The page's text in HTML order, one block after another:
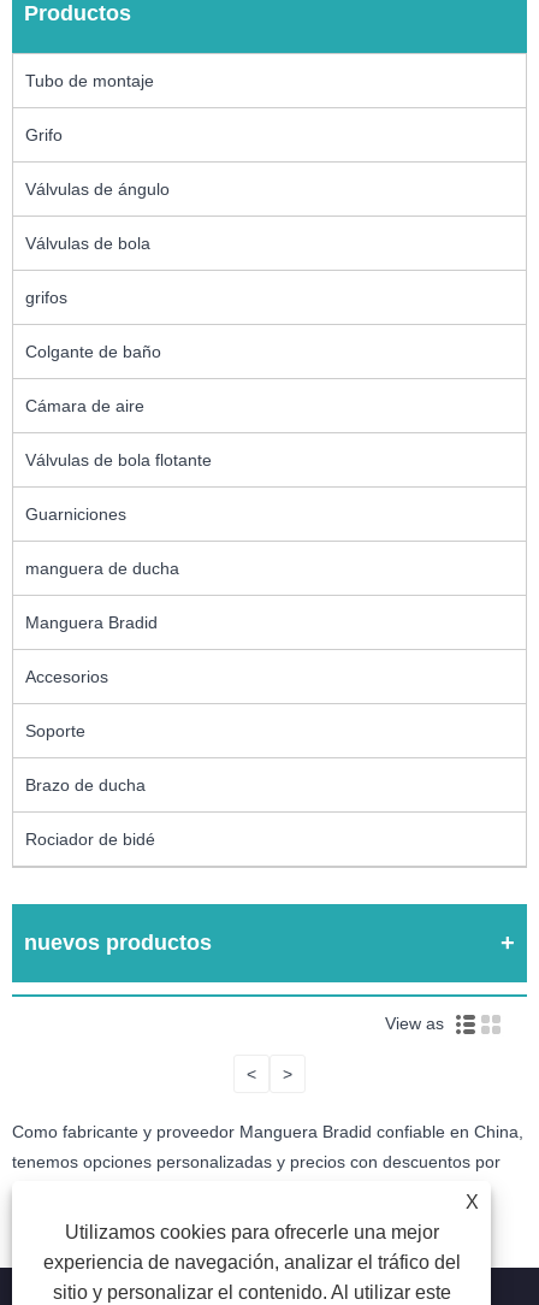
Productos
Tubo de montaje
Grifo
Válvulas de ángulo
Válvulas de bola
grifos
Colgante de baño
Cámara de aire
Válvulas de bola flotante
Guarniciones
manguera de ducha
Manguera Bradid
Accesorios
Soporte
Brazo de ducha
Rociador de bidé
nuevos productos
View as
< >
Como fabricante y proveedor Manguera Bradid confiable en China,
tenemos opciones personalizadas y precios con descuentos por
X
Utilizamos cookies para ofrecerle una mejor
experiencia de navegación, analizar el tráfico del
sitio y personalizar el contenido. Al utilizar este